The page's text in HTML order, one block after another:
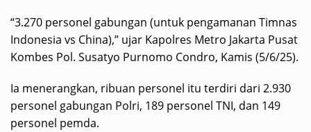
“3.270 personel gabungan (untuk pengamanan Timnas
Indonesia vs China),” ujar Kapolres Metro Jakarta Pusat
Kombes Pol. Susatyo Purnomo Condro, Kamis (5/6/25).
Ia menerangkan, ribuan personel itu terdiri dari 2.930
personel gabungan Polri, 189 personel TNI, dan 149
personel pemda.